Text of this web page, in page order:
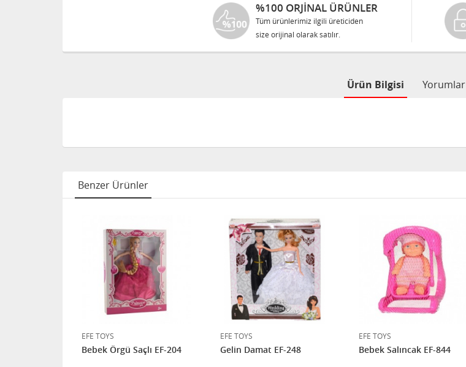
%100 ORJINAL ÜRÜNLER
Tüm ürünlerimiz ilgili üreticiden
size orijinal olarak satılır.
Ürün Bilgisi Yorumlar
Benzer Ürünler
EFE TOYS
Bebek Örgü Saçlı EF-204
EFE TOYS
Gelin Damat EF-248
EFE TOYS
Bebek Salıncak EF-844